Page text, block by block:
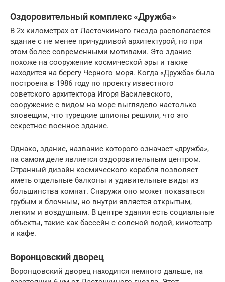
Оздоровительный комплекс «Дружба»
В 2х километрах от Ласточкиного гнезда располагается
здание с не менее причудливой архитектурой, но при
этом более современными мотивами. Это здание
похоже на сооружение космической эры и также
находится на берегу Черного моря. Когда «Дружба» была
построена в 1986 году по проекту известного
советского архитектора Игоря Василевского,
сооружение с видом на море выглядело настолько
зловещим, что турецкие шпионы решили, что это
секретное военное здание.
Однако, здание, название которого означает «дружба»,
на самом деле является оздоровительным центром.
Странный дизайн космического корабля позволяет
иметь отдельные балконы и удивительные виды из
большинства комнат. Снаружи оно может показаться
грубым и блочным, но внутри является открытым,
легким и воздушным. В центре здания есть социальные
объекты, такие как бассейн с соленой водой, кинотеатр
и кафе.
Воронцовский дворец
Воронцовский дворец находится немного дальше, на